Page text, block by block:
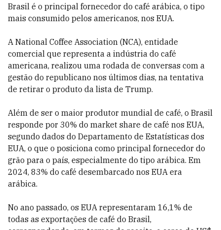
Brasil é o principal fornecedor do café arábica, o tipo
mais consumido pelos americanos, nos EUA.
A National Coffee Association (NCA), entidade
comercial que representa a indústria do café
americana, realizou uma rodada de conversas com a
gestão do republicano nos últimos dias, na tentativa
de retirar o produto da lista de Trump.
Além de ser o maior produtor mundial de café, o Brasil
responde por 30% do market share de café nos EUA,
segundo dados do Departamento de Estatísticas dos
EUA, o que o posiciona como principal fornecedor do
grão para o país, especialmente do tipo arábica. Em
2024, 83% do café desembarcado nos EUA era
arábica.
No ano passado, os EUA representaram 16,1% de
todas as exportações de café do Brasil,